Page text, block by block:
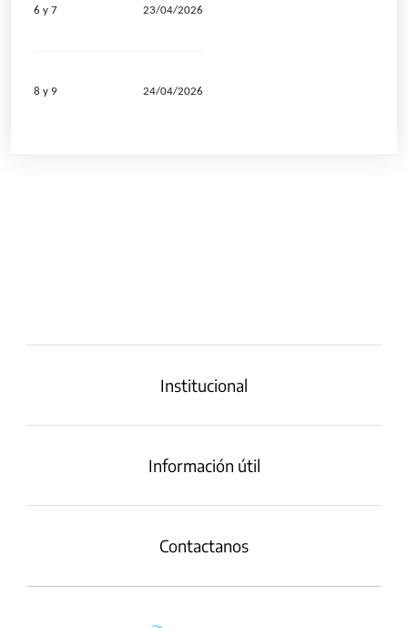
6 y 7 23/04/2026
8 y 9 24/04/2026
Institucional
Información útil
Contactanos